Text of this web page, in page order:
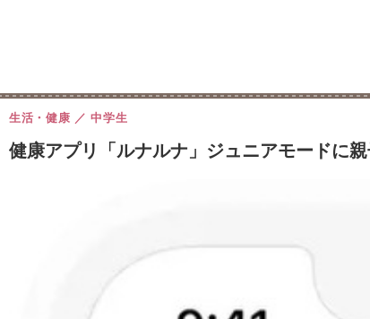
健康アプリ「ルナルナ」ジュニアモードに
生活・健康 中学生